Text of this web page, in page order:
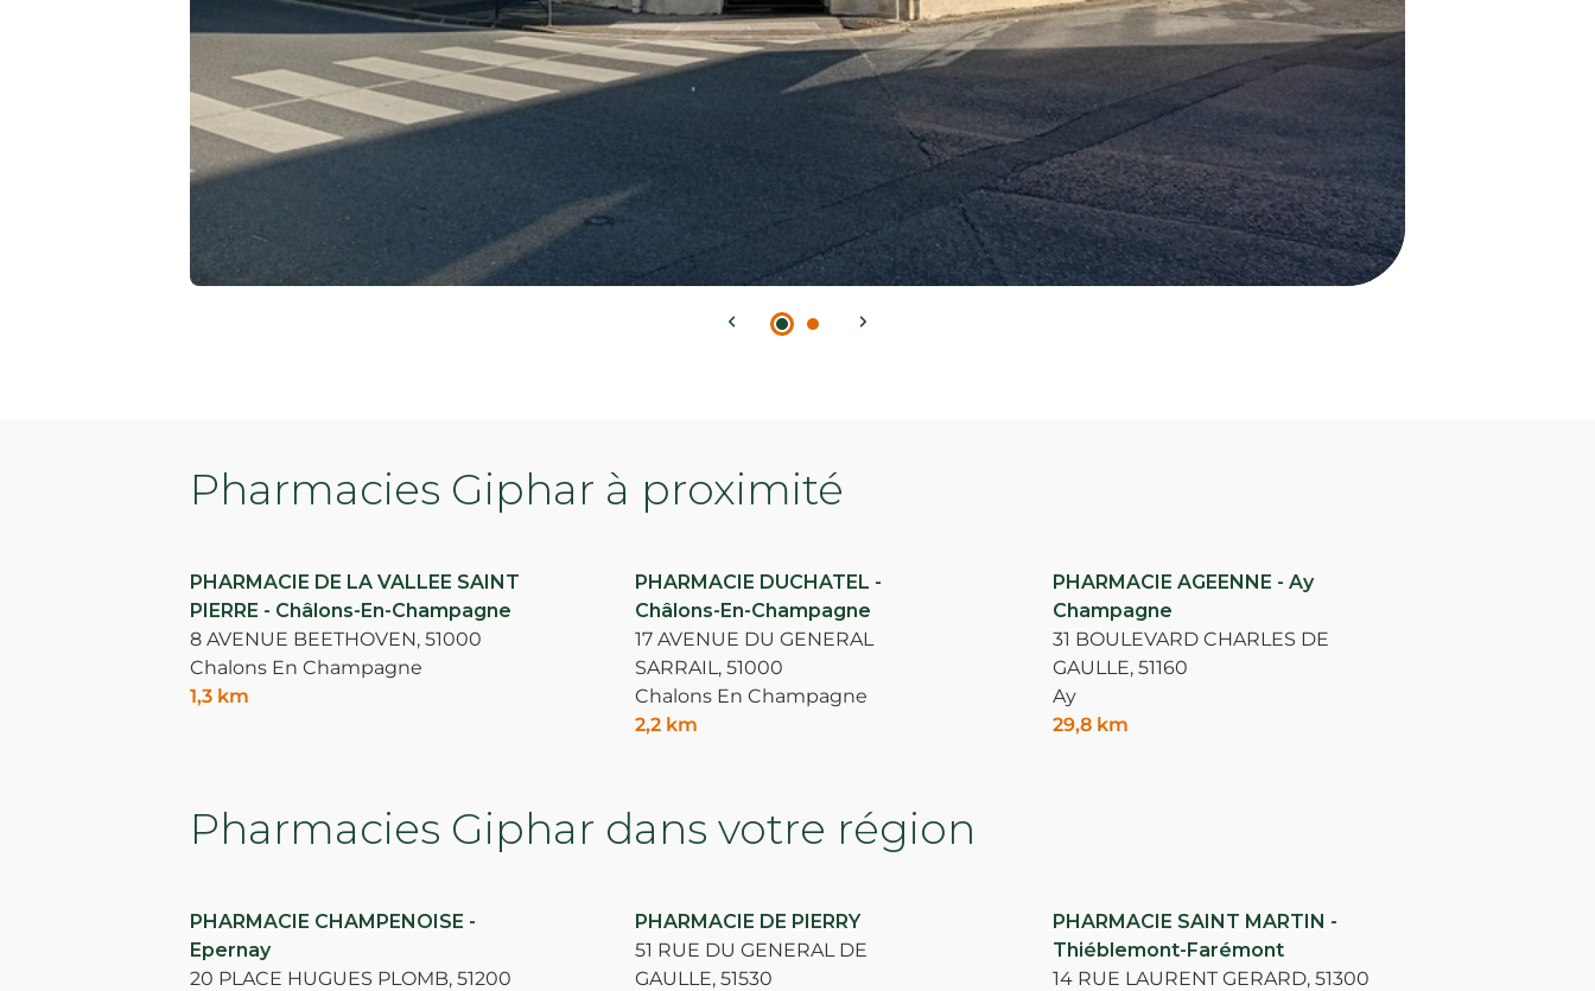
Pharmacies Giphar à proximité
PHARMACIE DE LA VALLEE SAINT
PIERRE - Châlons-En-Champagne
8 AVENUE BEETHOVEN, 51000
Chalons En Champagne
1,3 km
PHARMACIE DUCHATEL -
Châlons-En-Champagne
17 AVENUE DU GENERAL
SARRAIL, 51000
Chalons En Champagne
2,2 km
PHARMACIE AGEENNE - Ay
Champagne
31 BOULEVARD CHARLES DE
GAULLE, 51160
Ay
29,8 km
Pharmacies Giphar dans votre région
PHARMACIE CHAMPENOISE -
Epernay
20 PLACE HUGUES PLOMB, 51200
PHARMACIE DE PIERRY
51 RUE DU GENERAL DE
GAULLE, 51530
PHARMACIE SAINT MARTIN -
Thiéblemont-Farémont
14 RUE LAURENT GERARD, 51300